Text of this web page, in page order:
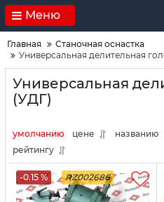
Меню
Главная
Станочная оснастка
Универсальная делительная
Универсальная
(УДГ)
умолчанию цене
названию
рейтингу
-0.15 % RZ002686